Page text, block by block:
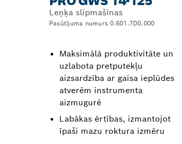
Leņķa slīpmašīnas
Pasūtījuma numurs 0.601.7D0.000
Maksimālā produktivitāte un
uzlabota pretputekļu
aizsardzība ar gaisa ieplūdes
atverēm instrumenta
aizmugurē
Labākas ērtības, izmantojot
īpaši mazu roktura izmēru